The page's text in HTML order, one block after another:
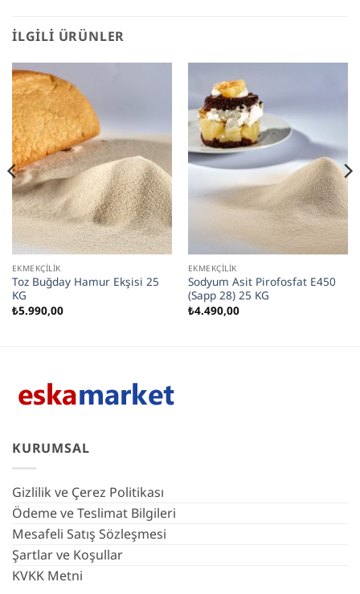
İLGILI ÜRÜNLER
EKMEKÇILIK
Toz Buğday Hamur Ekşisi 25
KG
₺5.990,00
EKMEKÇILIK
Sodyum Asit Pirofosfat E450
(Sapp 28) 25 KG
₺4.490,00
KURUMSAL
Gizlilik ve Çerez Politikası
Ödeme ve Teslimat Bilgileri
Mesafeli Satış Sözleşmesi
Şartlar ve Koşullar
KVKK Metni